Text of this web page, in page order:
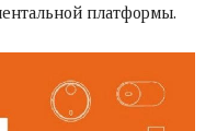
платформы.